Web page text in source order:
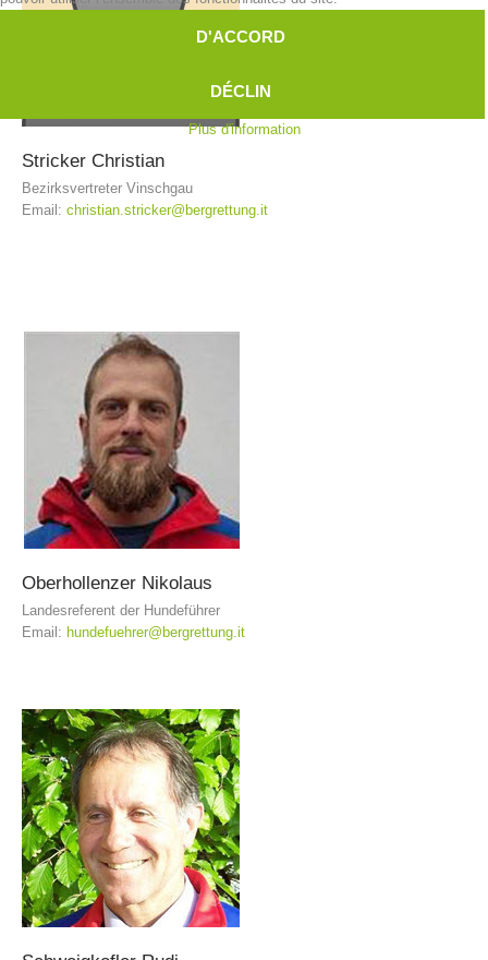
Contakt
Aktuell
Stricker Christian
Bezirksvertreter Vinschgau
Email: christian.stricker@bergrettung.it
Oberhollenzer Nikolaus
Landesreferent der Hundeführer
Email: hundefuehrer@bergrettung.it
D'ACCORD
DÉCLIN
Plus d'information